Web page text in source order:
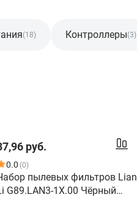
(18) Контроллеры(3)
руб.
0.0 (0)
пылевых фильтров Lian
G89.LAN3-1X.00 Чёрный